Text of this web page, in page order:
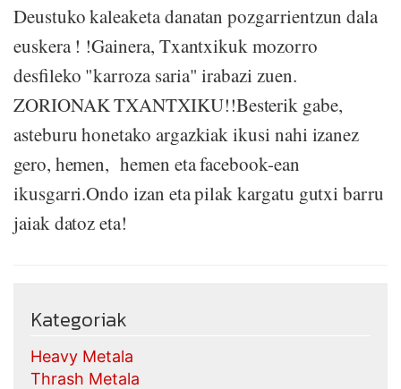
Deustuko kaleaketa danatan pozgarrientzun dala
euskera ! !Gainera, Txantxikuk mozorro
desfileko "karroza saria" irabazi zuen.
ZORIONAK TXANTXIKU!!Besterik gabe,
asteburu honetako argazkiak ikusi nahi izanez
gero, hemen, hemen eta facebook-ean
ikusgarri.Ondo izan eta pilak kargatu gutxi barru
jaiak datoz eta!
Kategoriak
Heavy Metala
Thrash Metala